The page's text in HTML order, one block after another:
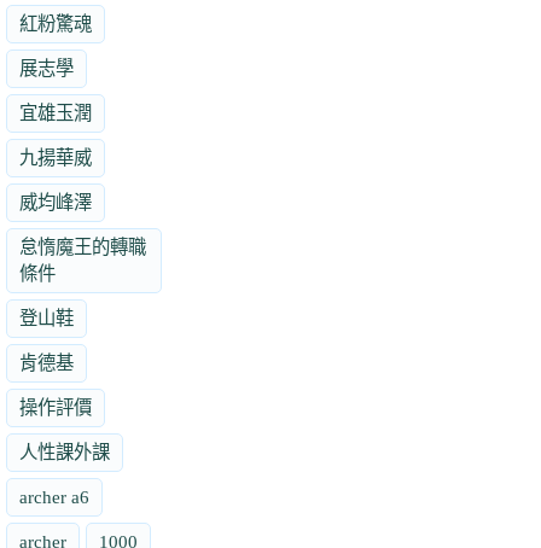
紅粉驚魂
展志學
宜雄玉潤
九揚華威
威均峰澤
怠惰魔王的轉職
條件
登山鞋
肯德基
操作評價
人性課外課
archer a6
archer 1000